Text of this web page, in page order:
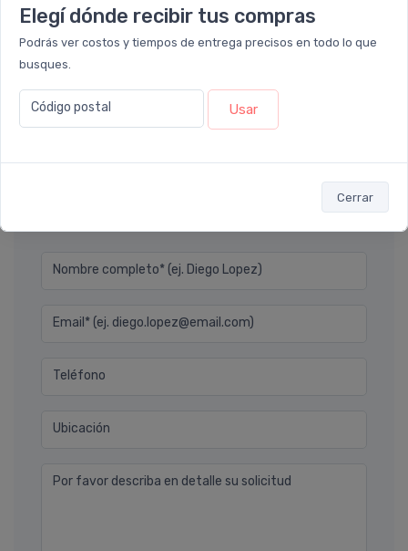
Elegí dónde recibir tus compras
Podrás ver costos y tiempos de entrega precisos en todo lo que
busques.
Código postal Usar
Cerrar
Maria calificó con5 estrellas el producto en
Leloir .
Es excelente para ingerir después de las comidas. Antes
sentía que la digestión era muy lenta. Tenía molestias, como
inflamada, luego de digecaps me cambió la vida.
Nombre completo* (ej. Diego Lopez)
Email* (ej. diego.lopez@email.com)
Teléfono
Ubicación
Por favor describa en detalle su solicitud